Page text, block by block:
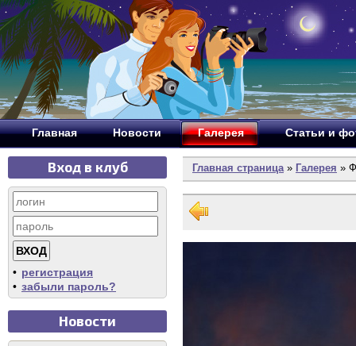
Главная Новости Галерея Статьи и
Вход в клуб
• регистрация
• забыли пароль?
Новости
Главная страница» Галерея »